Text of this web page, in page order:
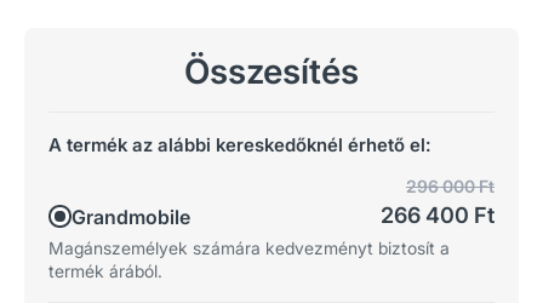
Összesítés
A termék az alábbi kereskedőknél érhető el:
Grandmobile
296 000 Ft
266 400 Ft
Magánszemélyek számára kedvezményt biztosít a
termék árából.